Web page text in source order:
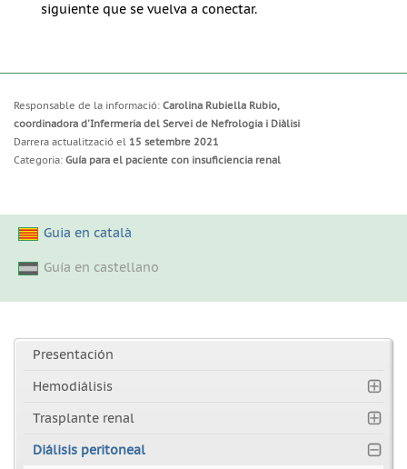
siguiente que se vuelva a conectar.
Responsable de la informació: Carolina Rubiella Rubio,
coordinadora d'Infermeria del Servei de Nefrologia i Diàlisi
Darrera actualització el 15 setembre 2021
Categoria: Guía para el paciente con insuficiencia renal
Guia en català
Guía en castellano
Presentación
Hemodiálisis
Trasplante renal
Diálisis peritoneal